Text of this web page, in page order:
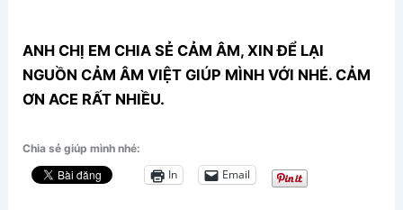
ANH CHỊ EM CHIA SẺ CẢM ÂM, XIN ĐỂ LẠI
NGUỒN CẢM ÂM VIỆT GIÚP MÌNH VỚI NHÉ. CẢM
ƠN ACE RẤT NHIỀU.
Chia sẻ giúp mình nhé:
In Email